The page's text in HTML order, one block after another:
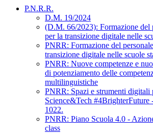
P.N.R.R.
D.M. 19/2024
(D.M. 66/2023): Formazione del
per la transizione digitale nelle
PNRR: Formazione del
transizione digitale nelle scuole
PNRR: Nuove competenze e
di potenziamento delle
multilinguistiche
PNRR: Spazi e strumenti digitali
Science&Tech
1022.
PNRR: Piano Scuola 4.0 -
class